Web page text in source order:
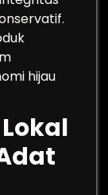
hijau